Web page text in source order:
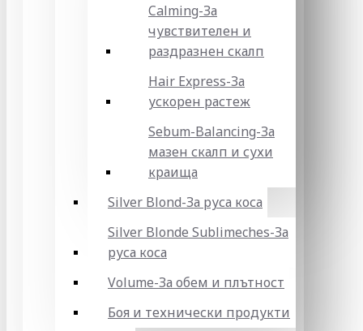
Calming-За
чувствителен и
раздразнен скалп
Hair Express-За
ускорен растеж
Sebum-Balancing-За
мазен скалп и сухи
краища
Silver Blond-За руса коса
Silver Blonde Sublіmeches-За
руса коса
Volume-За обем и плътност
Боя и технически продукти